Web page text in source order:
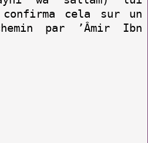
cela sur un
par ’Âmir Ibn